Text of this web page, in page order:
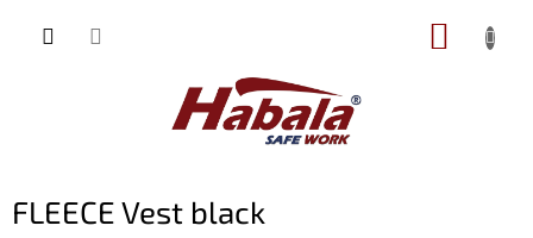
FLEECE Vest black